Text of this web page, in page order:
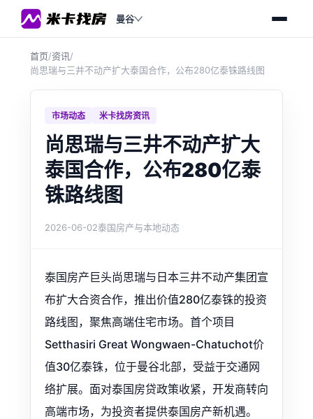
曼谷
首页/资讯/
尚思瑞与三井不动产扩大泰国合作，公布280亿泰铢路线图
市场动态 米卡找房资讯
尚思瑞与三井不动产扩大
泰国合作，公布280亿泰
铢路线图
2026-06-02泰国房产与本地动态
泰国房产巨头尚思瑞与日本三井不动产集团宣
布扩大合资合作，推出价值280亿泰铢的投资
路线图，聚焦高端住宅市场。首个项目
Setthasiri Great Wongwaen-Chatuchot价
值30亿泰铢，位于曼谷北部，受益于交通网
络扩展。面对泰国房贷政策收紧，开发商转向
高端市场，为投资者提供泰国房产新机遇。